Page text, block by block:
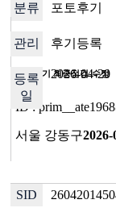
포토후기
구매후기 최종점검-수정
ID :
서울 강동구2026-
후기등록
2026-04-20